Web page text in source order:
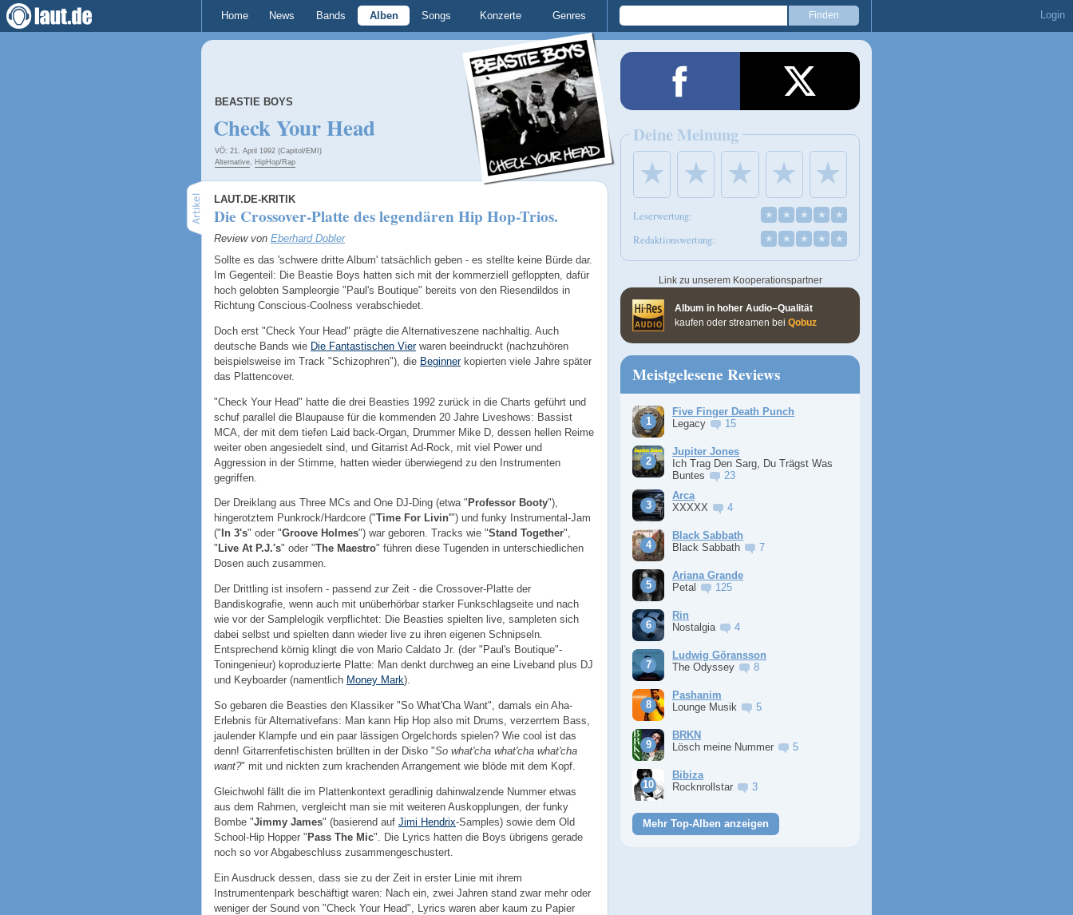
Home News Bands Alben Songs Konzerte Genres Login
BEASTIE BOYS
Check Your Head
VÖ: 21. April 1992 (Capitol/EMI)
Alternative, HipHop/Rap
LAUT.DE-KRITIK
Die Crossover-Platte des legendären Hip Hop-Trios.
Review von Eberhard Dobler
Sollte es das 'schwere dritte Album' tatsächlich geben - es stellte keine Bürde dar.
Im Gegenteil: Die Beastie Boys hatten sich mit der kommerziell gefloppten, dafür
hoch gelobten Sampleorgie "Paul's Boutique" bereits von den Riesendildos in
Richtung Conscious-Coolness verabschiedet.
Doch erst "Check Your Head" prägte die Alternativeszene nachhaltig. Auch
deutsche Bands wie Die Fantastischen Vierwaren beeindruckt (nachzuhören
beispielsweise im Track "Schizophren"), die Beginnerkopierten viele Jahre später
das Plattencover.
"Check Your Head" hatte die drei Beasties 1992 zurück in die Charts geführt und
schuf parallel die Blaupause für die kommenden 20 Jahre Liveshows: Bassist
MCA, der mit dem tiefen Laid back-Organ, Drummer Mike D, dessen hellen Reime
weiter oben angesiedelt sind, und Gitarrist Ad-Rock, mit viel Power und
Aggression in der Stimme, hatten wieder überwiegend zu den Instrumenten
gegriffen.
Der Dreiklang aus Three MCs and One DJ-Ding (etwa " Professor Booty"),
hingerotztem Punkrock/Hardcore ("Time For Livin'") und funky Instrumental-Jam
(" In 3's" oder "Groove Holmes") war geboren. Tracks wie "Stand Together",
" Live At P.J.'s" oder "The Maestro" führen diese Tugenden in unterschiedlichen
Dosen auch zusammen.
Der Drittling ist insofern - passend zur Zeit - die Crossover-Platte der
Bandiskografie, wenn auch mit unüberhörbar starker Funkschlagseite und nach
wie vor der Samplelogik verpflichtet: Die Beasties spielten live, sampleten sich
dabei selbst und spielten dann wieder live zu ihren eigenen Schnipseln.
Entsprechend körnig klingt die von Mario Caldato Jr. (der "Paul's Boutique"-
Toningenieur) koproduzierte Platte: Man denkt durchweg an eine Liveband plus DJ
und Keyboarder (namentlich Money Mark).
So gebaren die Beasties den Klassiker "So What'Cha Want", damals ein Aha-
Erlebnis für Alternativefans: Man kann Hip Hop also mit Drums, verzerrtem Bass,
jaulender Klampfe und ein paar lässigen Orgelchords spielen? Wie cool ist das
denn! Gitarrenfetischisten brüllten in der Disko "So what'cha what'cha what'cha
want?" mit und nickten zum krachenden Arrangement wie blöde mit dem Kopf.
Gleichwohl fällt die im Plattenkontext geradlinig dahinwalzende Nummer etwas
aus dem Rahmen, vergleicht man sie mit weiteren Auskopplungen, der funky
Bombe "Jimmy James" (basierend auf Jimi Hendrix-Samples) sowie dem Old
School-Hip Hopper " Pass The Mic". Die Lyrics hatten die Boys übrigens gerade
noch so vor Abgabeschluss zusammengeschustert.
Ein Ausdruck dessen, dass sie zu der Zeit in erster Linie mit ihrem
Instrumentenpark beschäftigt waren: Nach ein, zwei Jahren stand zwar mehr oder
weniger der Sound von "Check Your Head", Lyrics waren aber kaum zu Papier
Deine Meinung
★ ★ ★ ★ ★
Leserwertung: ★ ★ ★ ★ ★
Redaktionswertung: ★ ★ ★ ★ ★
Link zu unserem Kooperationspartner
Album in hoher Audio–Qualität
kaufen oder streamen bei Qobuz
Meistgelesene Reviews
Five Finger Death Punch
Legacy
15
Jupiter Jones
Ich Trag Den Sarg, Du Trägst Was
Buntes
23
Arca
XXXXX
4
Black Sabbath
Black Sabbath
7
Ariana Grande
Petal
125
Rin
Nostalgia
4
Ludwig Göransson
The Odyssey
8
Pashanim
Lounge Musik
5
BRKN
Lösch meine Nummer
5
Bibiza
Rocknrollstar
3
Mehr Top-Alben anzeigen